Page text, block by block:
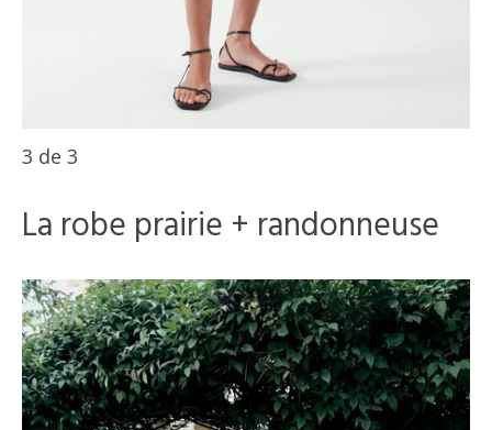
3 de 3
La robe prairie + randonneuse